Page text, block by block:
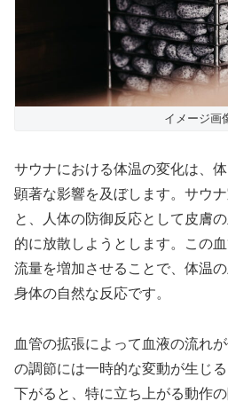
イメージ画
サウナにおける体温の変化は、
顕著な影響を及ぼします。サウ
と、人体の防御反応として皮膚
的に放散しようとします。この
流量を増加させることで、体温
身体の自然な反応です。
血管の拡張によって血液の流れ
の調節には一時的な変動が生じ
下がると、特に立ち上がる動作